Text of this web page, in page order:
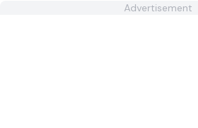
Advertisement